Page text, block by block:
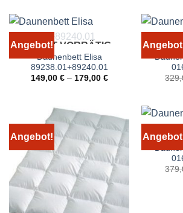
Angebot!
NICHT VORRÄTIG
Daunenbett Elisa
89238.01+89240.01
149,00 €– 179,00 €
Angebot!